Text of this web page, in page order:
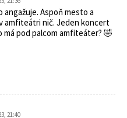
angažuje. Aspoň mesto a
amfiteátri nič. Jeden koncert
má pod palcom amfiteáter? 🤣
21:40